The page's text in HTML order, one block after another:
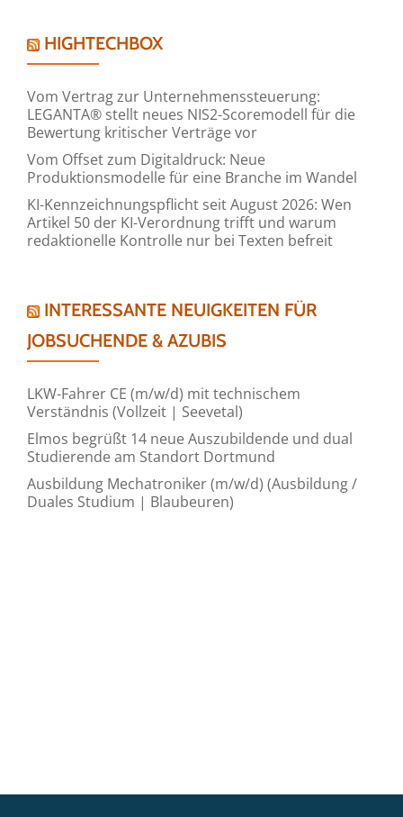
HIGHTECHBOX
Vom Vertrag zur Unternehmenssteuerung:
LEGANTA® stellt neues NIS2-Scoremodell für die
Bewertung kritischer Verträge vor
Vom Offset zum Digitaldruck: Neue
Produktionsmodelle für eine Branche im Wandel
KI-Kennzeichnungspflicht seit August 2026: Wen
Artikel 50 der KI-Verordnung trifft und warum
redaktionelle Kontrolle nur bei Texten befreit
INTERESSANTE NEUIGKEITEN FÜR
JOBSUCHENDE & AZUBIS
LKW-Fahrer CE (m/w/d) mit technischem
Verständnis (Vollzeit | Seevetal)
Elmos begrüßt 14 neue Auszubildende und dual
Studierende am Standort Dortmund
Ausbildung Mechatroniker (m/w/d) (Ausbildung /
Duales Studium | Blaubeuren)